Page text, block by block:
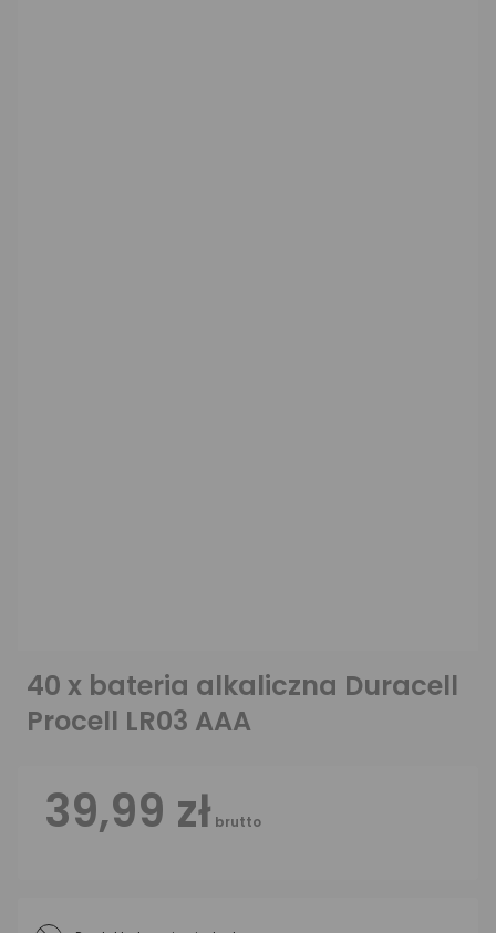
40 x bateria alkaliczna Duracell
Procell LR03 AAA
39,99 zł brutto